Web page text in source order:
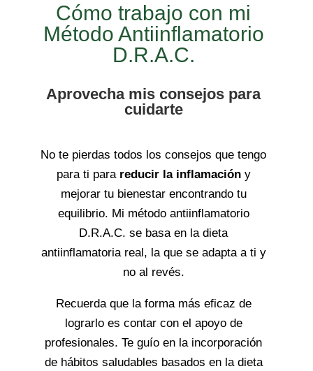
Cómo trabajo con mi
Método Antiinflamatorio
D.R.A.C.
Aprovecha mis consejos para
cuidarte
No te pierdas todos los consejos que tengo
para ti para reducir la inflamacióny
mejorar tu bienestar encontrando tu
equilibrio. Mi método antiinflamatorio
D.R.A.C. se basa en la dieta
antiinflamatoria real, la que se adapta a ti y
no al revés.
Recuerda que la forma más eficaz de
lograrlo es contar con el apoyo de
profesionales. Te guío en la incorporación
de hábitos saludables basados en la dieta